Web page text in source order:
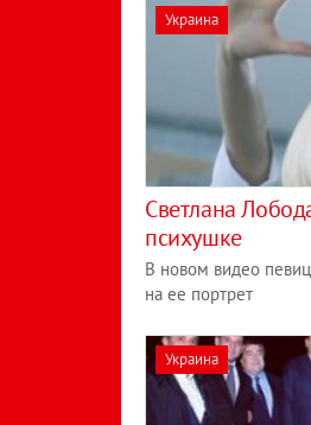
Украина
Светлана
психушке
В новом видео
на ее портрет
Украина